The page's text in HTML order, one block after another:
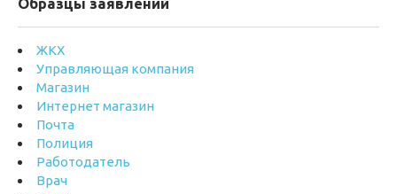
Образцы заявлений
ЖКХ
Управляющая компания
Магазин
Интернет магазин
Почта
Полиция
Работодатель
Врач